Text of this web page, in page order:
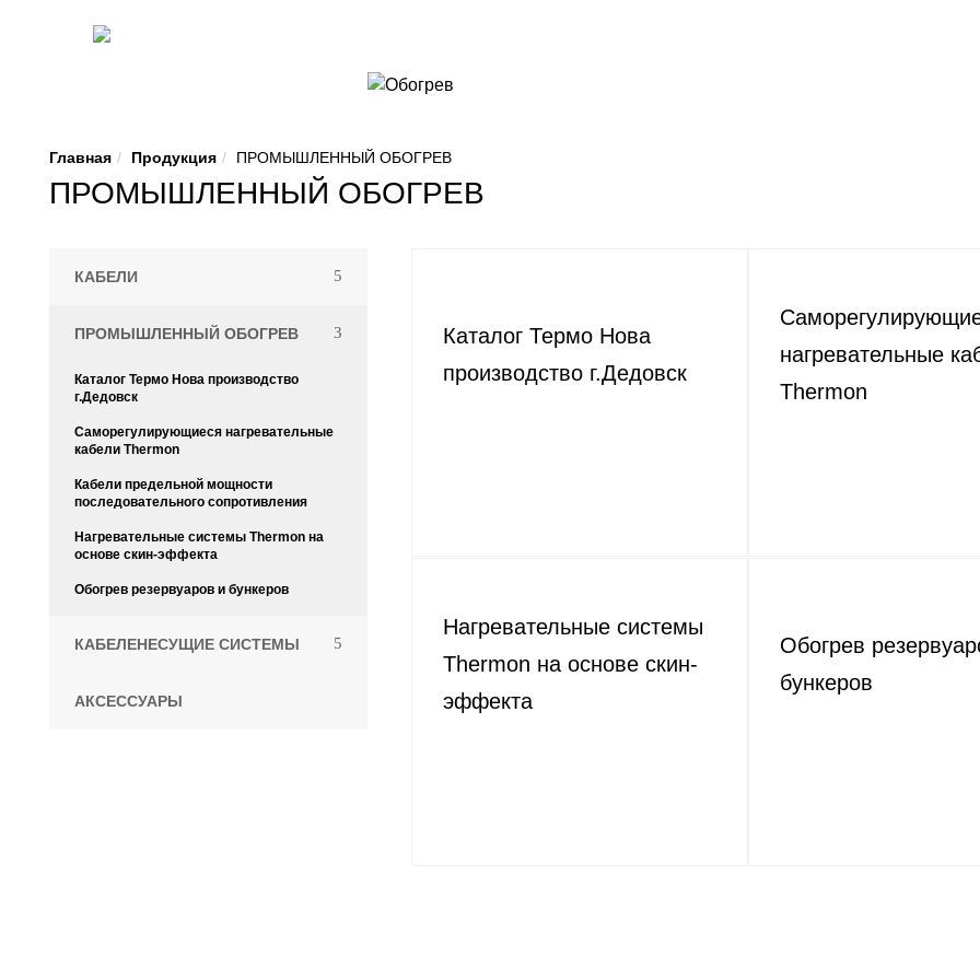
Главная Продукция ПРОМЫШЛЕННЫЙ ОБОГРЕВ
ПРОМЫШЛЕННЫЙ ОБОГРЕВ
КАБЕЛИ
ПРОМЫШЛЕННЫЙ ОБОГРЕВ
Каталог Термо Нова производство
г.Дедовск
Саморегулирующиеся нагревательные
кабели Thermon
Кабели предельной мощности
последовательного сопротивления
Нагревательные системы Thermon на
основе скин-эффекта
Обогрев резервуаров и бункеров
КАБЕЛЕНЕСУЩИЕ СИСТЕМЫ
АКСЕССУАРЫ
Каталог Термо Нова
производство г.Дедовск
нагревательные
Thermon
Нагревательные системы
Thermon на основе скин-
эффекта
Обогрев
бункеров